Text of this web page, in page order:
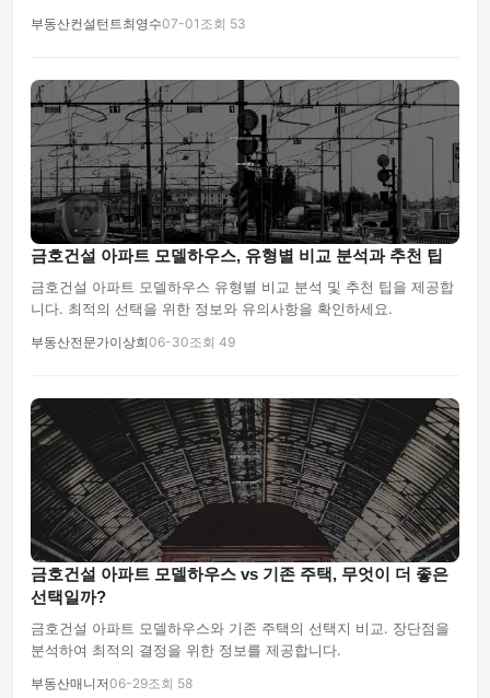
부동산컨설턴트최영수07-01 조회 53
금호건설 아파트 모델하우스, 유형별 비교 분석과 추천 팁
금호건설 아파트 모델하우스 유형별 비교 분석 및 추천 팁을 제공합
니다. 최적의 선택을 위한 정보와 유의사항을 확인하세요.
부동산전문가이상희06-30조회 49
금호건설 아파트 모델하우스 vs 기존 주택, 무엇이 더 좋은
선택일까?
금호건설 아파트 모델하우스와 기존 주택의 선택지 비교. 장단점을
분석하여 최적의 결정을 위한 정보를 제공합니다.
부동산매니저06-29조회 58